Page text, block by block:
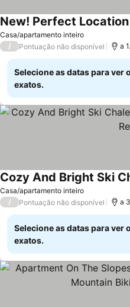
Casa/apartamento inteiro
Ver preços
/ Pontuação não disponível a
Selecione as datas para ver
exatos.
Casa/apartamento inteiro
Ver preços
/ Pontuação não disponível a
Selecione as datas para ver
exatos.